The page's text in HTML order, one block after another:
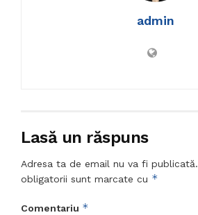
admin
Lasă un răspuns
Adresa ta de email nu va fi publicată.
obligatorii sunt marcate cu *
Comentariu *